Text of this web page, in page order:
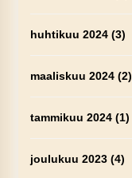
huhtikuu 2024(3)
maaliskuu 2024(2)
tammikuu 2024(1)
joulukuu 2023(4)